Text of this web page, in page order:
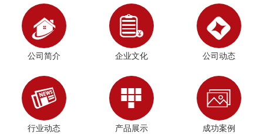

公司简介

企业文化

公司动态

行业动态

产品展示

成功案例